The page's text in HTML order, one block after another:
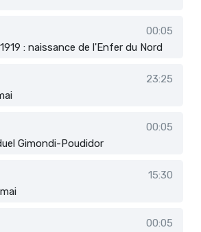
00:05
: naissance de l'Enfer du Nord
23:25
00:05
Gimondi-Poudidor
15:30
00:05